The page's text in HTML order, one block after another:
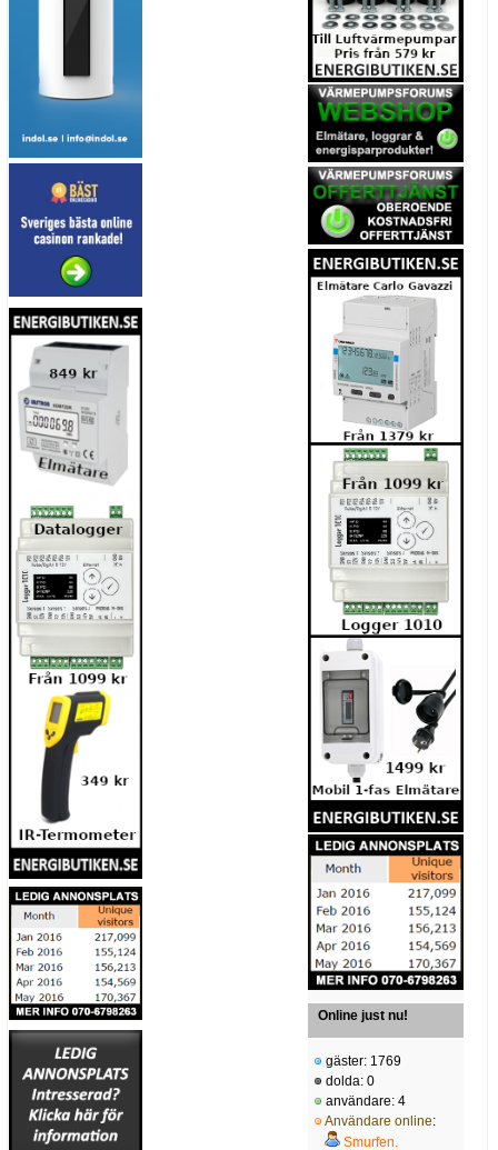
Online just nu!
gäster: 1769
dolda: 0
användare: 4
Användare online:
Smurfen.